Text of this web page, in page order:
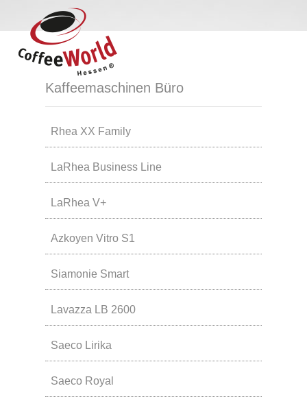
Kaffeemaschinen Büro
Rhea XX Family
LaRhea Business Line
LaRhea V+
Azkoyen Vitro S1
Siamonie Smart
Lavazza LB 2600
Saeco Lirika
Saeco Royal